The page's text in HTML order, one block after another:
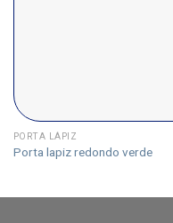
PORTA LÁPIZ
Porta lapiz redondo verde